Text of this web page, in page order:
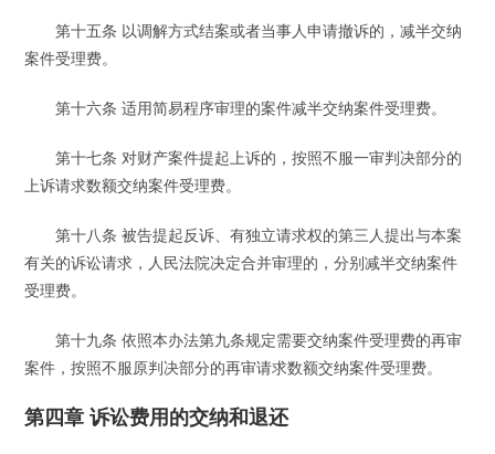
第十五条 以调解方式结案或者当事人申请撤诉的，减半交纳
案件受理费。
第十六条 适用简易程序审理的案件减半交纳案件受理费。
第十七条 对财产案件提起上诉的，按照不服一审判决部分的
上诉请求数额交纳案件受理费。
第十八条 被告提起反诉、有独立请求权的第三人提出与本案
有关的诉讼请求，人民法院决定合并审理的，分别减半交纳案件
受理费。
第十九条 依照本办法第九条规定需要交纳案件受理费的再审
案件，按照不服原判决部分的再审请求数额交纳案件受理费。
第四章 诉讼费用的交纳和退还